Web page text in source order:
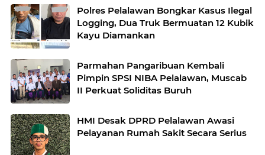
Polres Pelalawan Bongkar Kasus Ilegal
Logging, Dua Truk Bermuatan 12 Kubik
Kayu Diamankan
Parmahan Pangaribuan Kembali
Pimpin SPSI NIBA Pelalawan, Muscab
II Perkuat Soliditas Buruh
HMI Desak DPRD Pelalawan Awasi
Pelayanan Rumah Sakit Secara Serius